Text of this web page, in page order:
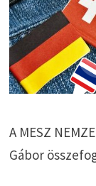
A MESZ
Gábor